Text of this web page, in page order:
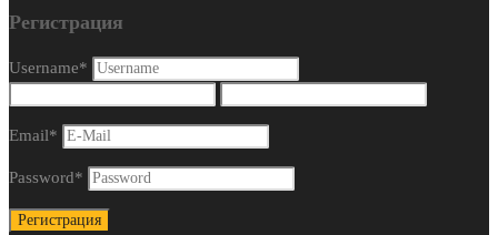
Регистрация
Username*
Email*
Password*